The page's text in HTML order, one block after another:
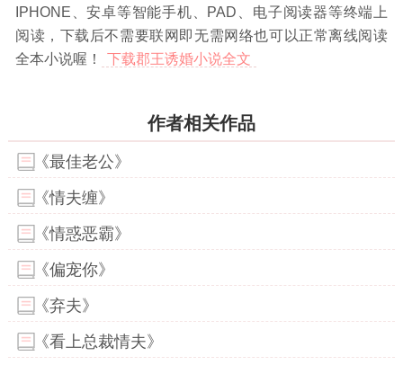
IPHONE、安卓等智能手机、PAD、电子阅读器等终端上
阅读，下载后不需要联网即无需网络也可以正常离线阅读
全本小说喔！
下载郡王诱婚小说全文
作者相关作品
《最佳老公》
《情夫缠》
《情惑恶霸》
《偏宠你》
《弃夫》
《看上总裁情夫》